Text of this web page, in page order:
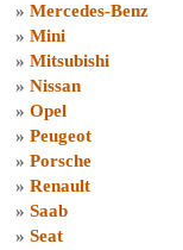
» Mercedes-Benz
» Mini
» Mitsubishi
» Nissan
» Opel
» Peugeot
» Porsche
» Renault
» Saab
» Seat